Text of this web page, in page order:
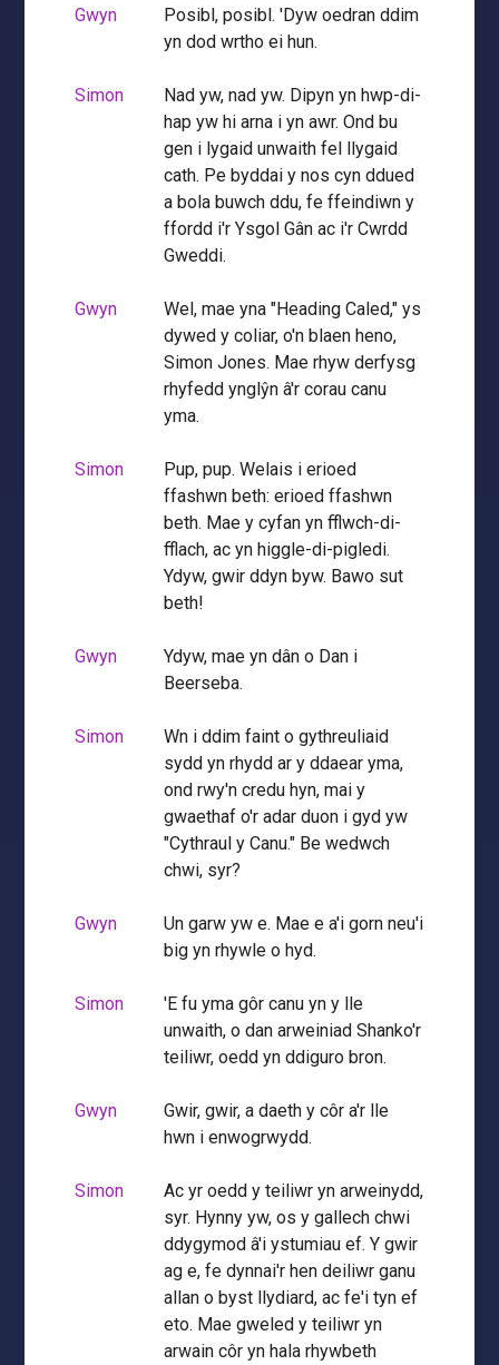
Gwyn
Posibl, posibl. 'Dyw oedran ddim
yn dod wrtho ei hun.
Simon
Nad yw, nad yw. Dipyn yn hwp-di-
hap yw hi arna i yn awr. Ond bu
gen i lygaid unwaith fel llygaid
cath. Pe byddai y nos cyn ddued
a bola buwch ddu, fe ffeindiwn y
ffordd i'r Ysgol Gân ac i'r Cwrdd
Gweddi.
Gwyn
Wel, mae yna "Heading Caled," ys
dywed y coliar, o'n blaen heno,
Simon Jones. Mae rhyw derfysg
rhyfedd ynglŷn â'r corau canu
yma.
Simon
Pup, pup. Welais i erioed
ffashwn beth: erioed ffashwn
beth. Mae y cyfan yn fflwch-di-
fflach, ac yn higgle-di-pigledi.
Ydyw, gwir ddyn byw. Bawo sut
beth!
Gwyn
Ydyw, mae yn dân o Dan i
Beerseba.
Simon
Wn i ddim faint o gythreuliaid
sydd yn rhydd ar y ddaear yma,
ond rwy'n credu hyn, mai y
gwaethaf o'r adar duon i gyd yw
"Cythraul y Canu." Be wedwch
chwi, syr?
Gwyn
Un garw yw e. Mae e a'i gorn neu'i
big yn rhywle o hyd.
Simon
'E fu yma gôr canu yn y lle
unwaith, o dan arweiniad Shanko'r
teiliwr, oedd yn ddiguro bron.
Gwyn
Gwir, gwir, a daeth y côr a'r lle
hwn i enwogrwydd.
Simon
Ac yr oedd y teiliwr yn arweinydd,
syr. Hynny yw, os y gallech chwi
ddygymod â'i ystumiau ef. Y gwir
ag e, fe dynnai'r hen deiliwr ganu
allan o byst llydiard, ac fe'i tyn ef
eto. Mae gweled y teiliwr yn
arwain côr yn hala rhywbeth